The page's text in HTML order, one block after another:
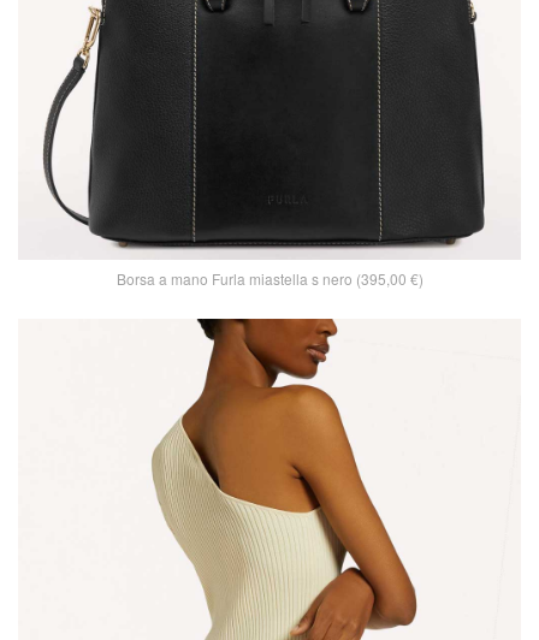
Borsa a mano Furla miastella s nero (395,00 €)